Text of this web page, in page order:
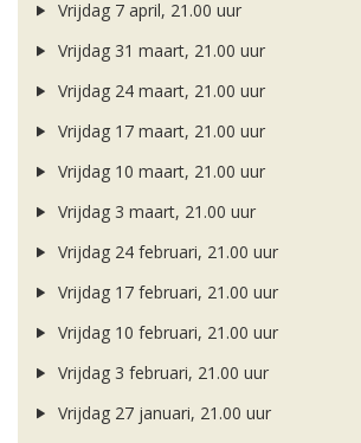
Vrijdag 7 april, 21.00 uur
Vrijdag 31 maart, 21.00 uur
Vrijdag 24 maart, 21.00 uur
Vrijdag 17 maart, 21.00 uur
Vrijdag 10 maart, 21.00 uur
Vrijdag 3 maart, 21.00 uur
Vrijdag 24 februari, 21.00 uur
Vrijdag 17 februari, 21.00 uur
Vrijdag 10 februari, 21.00 uur
Vrijdag 3 februari, 21.00 uur
Vrijdag 27 januari, 21.00 uur